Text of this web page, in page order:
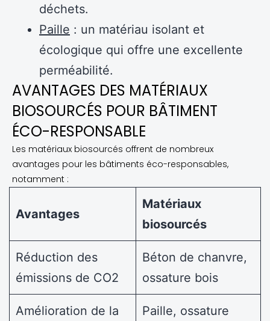
déchets.
Paille : un matériau isolant et
écologique qui offre une excellente
perméabilité.
AVANTAGES DES MATÉRIAUX
BIOSOURCÉS POUR BÂTIMENT
ÉCO-RESPONSABLE
Les matériaux biosourcés offrent de nombreux
avantages pour les bâtiments éco-responsables,
notamment :
Avantages
Matériaux
biosourcés
Réduction des
émissions de CO2
Béton de chanvre,
ossature bois
Amélioration de la
Paille, ossature